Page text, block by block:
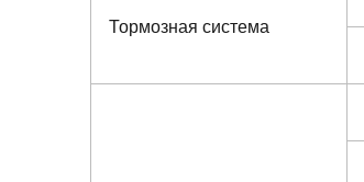
Тормозная система